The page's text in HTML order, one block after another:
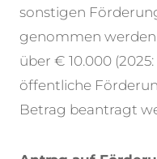
sonstigen
genommen
über € 10.000
öffentliche
Betrag beantragt